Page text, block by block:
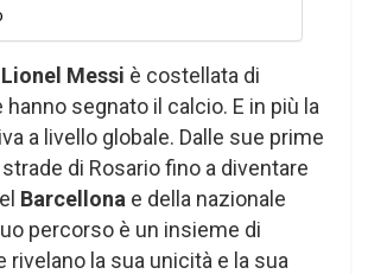
Lionel Messi è costellata di
segnato il calcio. E in più la
a livello globale. Dalle sue prime
di Rosario fino a diventare
Barcellona e della nazionale
percorso è un insieme di
rivelano la sua unicità e la sua